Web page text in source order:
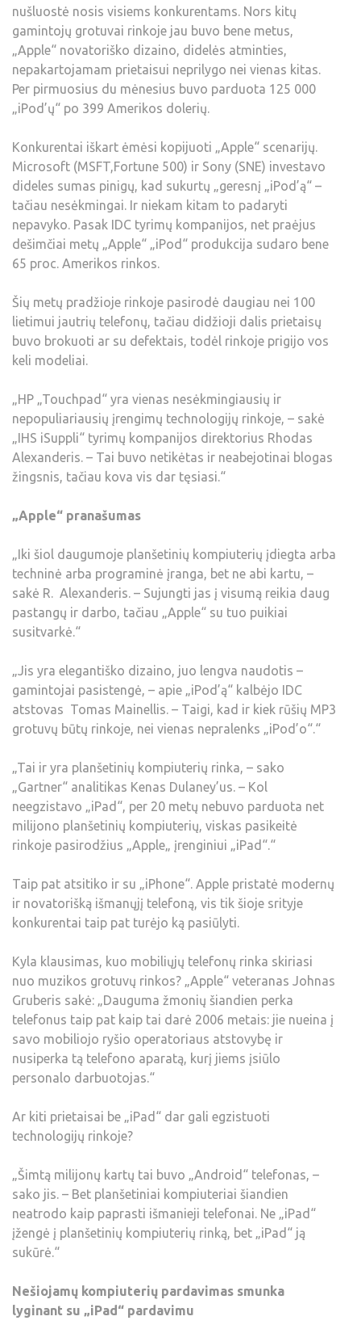
nušluostė nosis visiems konkurentams. Nors kitų
gamintojų grotuvai rinkoje jau buvo bene metus,
„Apple“ novatoriško dizaino, didelės atminties,
nepakartojamam prietaisui neprilygo nei vienas kitas.
Per pirmuosius du mėnesius buvo parduota 125 000
„iPod’ų“ po 399 Amerikos dolerių.
Konkurentai iškart ėmėsi kopijuoti „Apple“ scenarijų.
Microsoft (MSFT,Fortune 500) ir Sony (SNE) investavo
dideles sumas pinigų, kad sukurtų „geresnį „iPod’ą“ –
tačiau nesėkmingai. Ir niekam kitam to padaryti
nepavyko. Pasak IDC tyrimų kompanijos, net praėjus
dešimčiai metų „Apple“ „iPod“ produkcija sudaro bene
65 proc. Amerikos rinkos.
Šių metų pradžioje rinkoje pasirodė daugiau nei 100
lietimui jautrių telefonų, tačiau didžioji dalis prietaisų
buvo brokuoti ar su defektais, todėl rinkoje prigijo vos
keli modeliai.
„HP „Touchpad“ yra vienas nesėkmingiausių ir
nepopuliariausių įrengimų technologijų rinkoje, – sakė
„IHS iSuppli“ tyrimų kompanijos direktorius Rhodas
Alexanderis. – Tai buvo netikėtas ir neabejotinai blogas
žingsnis, tačiau kova vis dar tęsiasi.“
„Apple“ pranašumas
„Iki šiol daugumoje planšetinių kompiuterių įdiegta arba
techninė arba programinė įranga, bet ne abi kartu, –
sakė R. Alexanderis. – Sujungti jas į visumą reikia daug
pastangų ir darbo, tačiau „Apple“ su tuo puikiai
susitvarkė.“
„Jis yra elegantiško dizaino, juo lengva naudotis –
gamintojai pasistengė, – apie „iPod’ą“ kalbėjo IDC
atstovas Tomas Mainellis. – Taigi, kad ir kiek rūšių MP3
grotuvų būtų rinkoje, nei vienas nepralenks „iPod’o“.“
„Tai ir yra planšetinių kompiuterių rinka, – sako
„Gartner“ analitikas Kenas Dulaney’us. – Kol
neegzistavo „iPad“, per 20 metų nebuvo parduota net
milijono planšetinių kompiuterių, viskas pasikeitė
rinkoje pasirodžius „Apple„ įrenginiui „iPad“.“
Taip pat atsitiko ir su „iPhone“. Apple pristatė modernų
ir novatorišką išmanųjį telefoną, vis tik šioje srityje
konkurentai taip pat turėjo ką pasiūlyti.
Kyla klausimas, kuo mobiliųjų telefonų rinka skiriasi
nuo muzikos grotuvų rinkos? „Apple“ veteranas Johnas
Gruberis sakė: „Dauguma žmonių šiandien perka
telefonus taip pat kaip tai darė 2006 metais: jie nueina į
savo mobiliojo ryšio operatoriaus atstovybę ir
nusiperka tą telefono aparatą, kurį jiems įsiūlo
personalo darbuotojas.“
Ar kiti prietaisai be „iPad“ dar gali egzistuoti
technologijų rinkoje?
„Šimtą milijonų kartų tai buvo „Android“ telefonas, –
sako jis. – Bet planšetiniai kompiuteriai šiandien
neatrodo kaip paprasti išmanieji telefonai. Ne „iPad“
įžengė į planšetinių kompiuterių rinką, bet „iPad“ ją
sukūrė.“
Nešiojamų kompiuterių pardavimas smunka
lyginant su „iPad“ pardavimu